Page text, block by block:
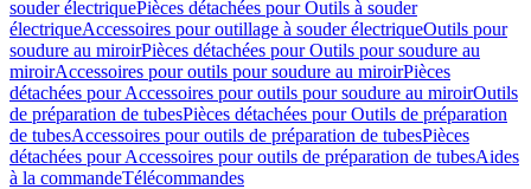
souder électriquePièces détachées pour Outils à souder
électriqueAccessoires pour outillage à souder électriqueOutils pour
soudure au miroirPièces détachées pour Outils pour soudure au
miroirAccessoires pour outils pour soudure au miroirPièces
détachées pour Accessoires pour outils pour soudure au miroirOutils
de préparation de tubesPièces détachées pour Outils de préparation
de tubesAccessoires pour outils de préparation de tubesPièces
détachées pour Accessoires pour outils de préparation de tubesAides
à la commandeTélécommandes